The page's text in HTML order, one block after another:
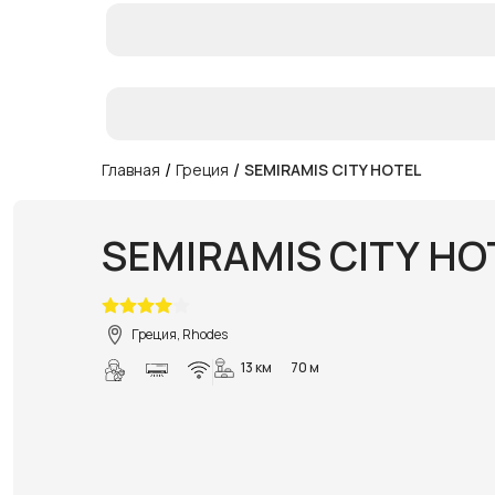
Главная / Греция / SEMIRAMIS CITY HOTEL
SEMIRAMIS CITY
Греция, Rhodes
13 км
70 м